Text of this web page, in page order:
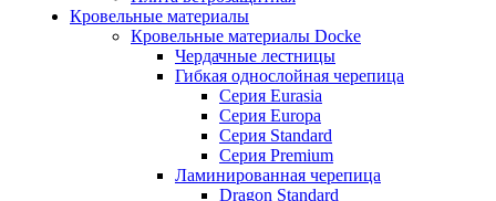
Кровельные материалы
Кровельные материалы Docke
Чердачные лестницы
Гибкая однослойная черепица
Серия Eurasia
Серия Europa
Серия Standard
Серия Premium
Ламинированная черепица
Dragon Standard